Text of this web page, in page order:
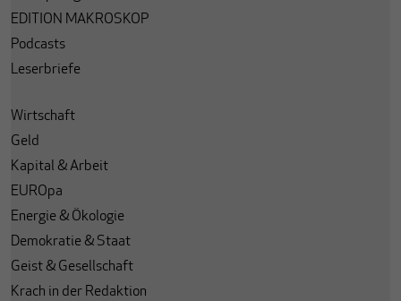
EDITION MAKROSKOP
Podcasts
Leserbriefe
Wirtschaft
Geld
Kapital & Arbeit
EUROpa
Energie & Ökologie
Demokratie & Staat
Geist & Gesellschaft
Krach in der Redaktion